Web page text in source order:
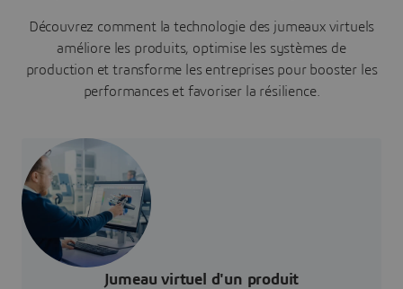
Découvrez comment la technologie des jumeaux virtuels
améliore les produits, optimise les systèmes de
production et transforme les entreprises pour booster les
performances et favoriser la résilience.
Jumeau virtuel d'un produit